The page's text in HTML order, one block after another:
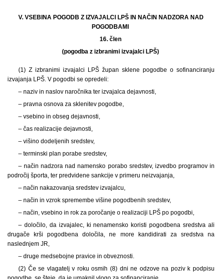
V. VSEBINA POGODB Z IZVAJALCI LPŠ IN NAČIN NADZORA NAD
POGODBAMI
16. člen
(pogodba z izbranimi izvajalci LPŠ)
(1) Z izbranimi izvajalci LPŠ župan sklene pogodbe o sofinanciranju
izvajanja LPŠ. V pogodbi se opredeli:
– naziv in naslov naročnika ter izvajalca dejavnosti,
– pravna osnova za sklenitev pogodbe,
– vsebino in obseg dejavnosti,
– čas realizacije dejavnosti,
– višino dodeljenih sredstev,
– terminski plan porabe sredstev,
– način nadzora nad namensko porabo sredstev, izvedbo programov in
področij športa, ter predvidene sankcije v primeru neizvajanja,
– način nakazovanja sredstev izvajalcu,
– način in vzrok spremembe višine pogodbenih sredstev,
– način, vsebino in rok za poročanje o realizaciji LPŠ po pogodbi,
– določilo, da izvajalec, ki nenamensko koristi pogodbena sredstva ali
drugače krši pogodbena določila, ne more kandidirati za sredstva na
naslednjem JR,
– druge medsebojne pravice in obveznosti.
(2) Če se vlagatelj v roku osmih (8) dni ne odzove na poziv k podpisu